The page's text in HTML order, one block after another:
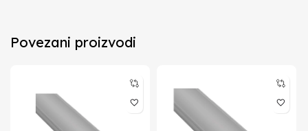
Povezani proizvodi